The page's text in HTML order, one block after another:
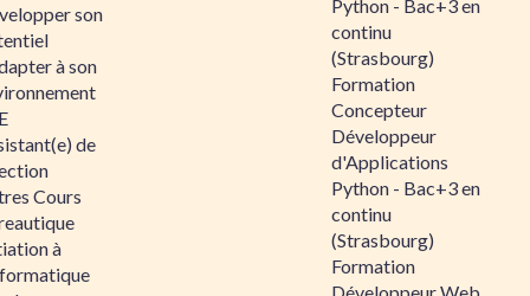
son
à son
de
Cours
à
Python - Bac+3 en
continu
(Strasbourg)
Formation
Concepteur
Développeur
d'Applications
Python - Bac+3 en
continu
(Strasbourg)
Formation